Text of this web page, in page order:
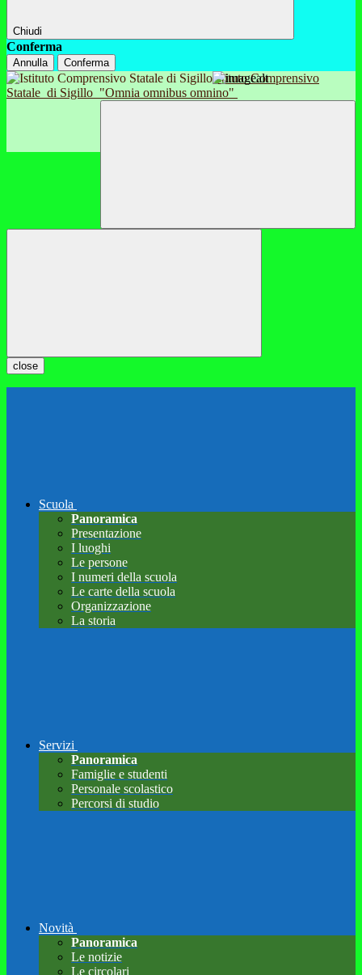
Chiudi
Conferma
Annulla Conferma
Istituto Comprensivo
Statale di Sigillo "Omnia omnibus omnino"
close
Scuola
Panoramica
Presentazione
I luoghi
Le persone
I numeri della scuola
Le carte della scuola
Organizzazione
La storia
Servizi
Panoramica
Famiglie e studenti
Personale scolastico
Percorsi di studio
Novità
Panoramica
Le notizie
Le circolari